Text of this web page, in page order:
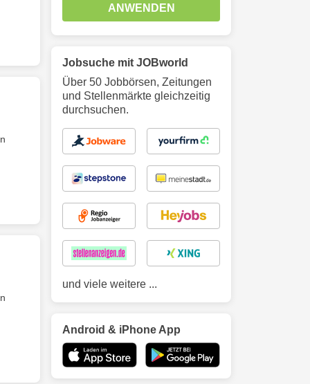
ANWENDEN
Jobsuche mit JOBworld
Über 50 Jobbörsen, Zeitungen
und Stellenmärkte gleichzeitig
durchsuchen.
und viele weitere ...
Android & iPhone App